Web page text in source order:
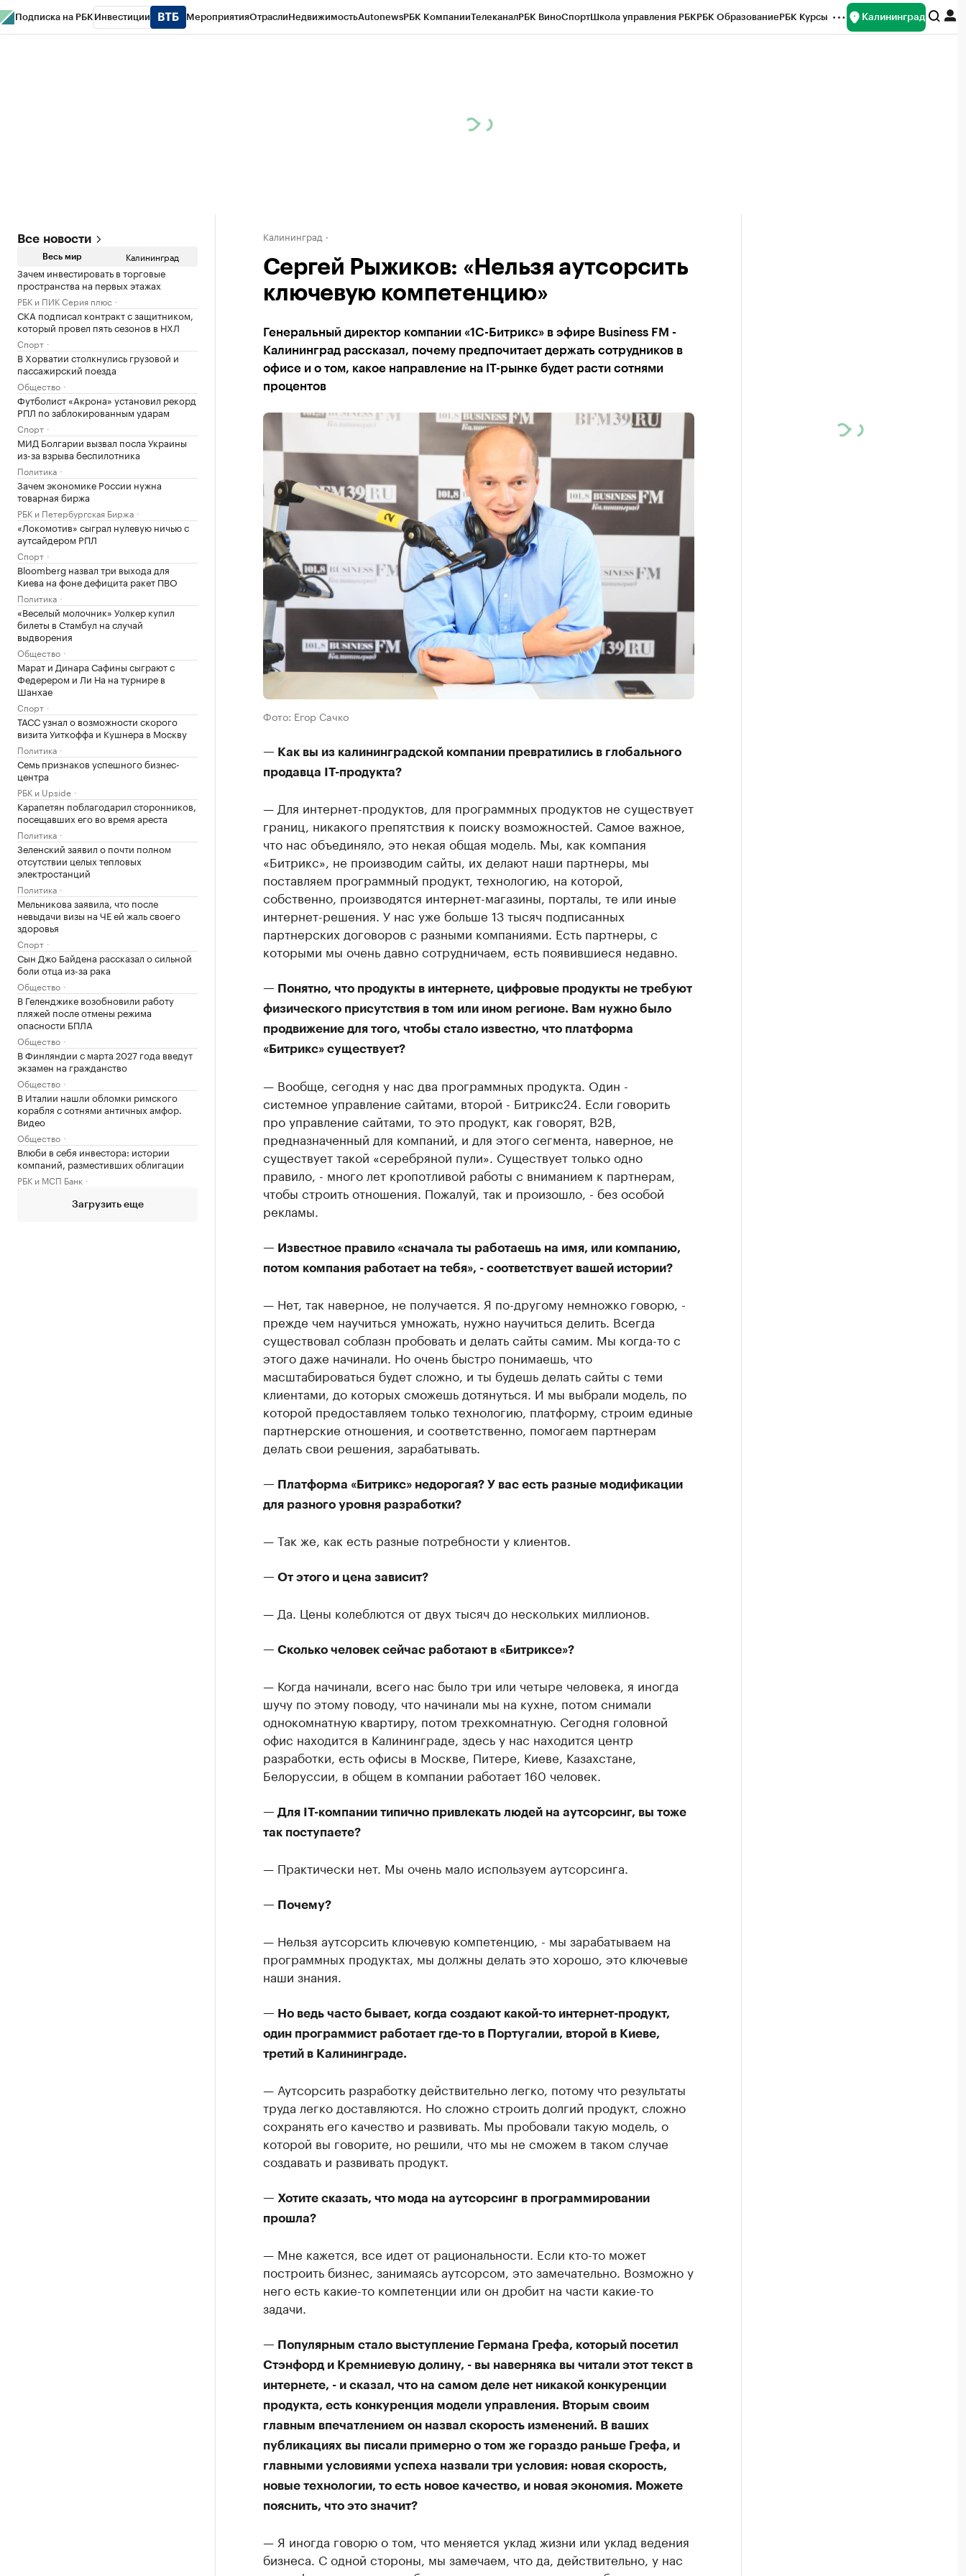
Подписка на РБК Инвестиции МероприятияОтраслиНедвижимостьAutonewsРБК КомпанииТелеканалРБК ВиноСпортШкола управления РБКРБК ОбразованиеРБК Курсы Калининград
Все новости
Весь мир Калининград
Зачем инвестировать в торговые
пространства на первых этажах
РБК и ПИК Серия плюс
СКА подписал контракт с защитником,
который провел пять сезонов в НХЛ
Спорт
В Хорватии столкнулись грузовой и
пассажирский поезда
Общество
Футболист «Акрона» установил рекорд
РПЛ по заблокированным ударам
Спорт
МИД Болгарии вызвал посла Украины
из-за взрыва беспилотника
Политика
Зачем экономике России нужна
товарная биржа
РБК и Петербургская Биржа
«Локомотив» сыграл нулевую ничью с
аутсайдером РПЛ
Спорт
Bloomberg назвал три выхода для
Киева на фоне дефицита ракет ПВО
Политика
«Веселый молочник» Уолкер купил
билеты в Стамбул на случай
выдворения
Общество
Марат и Динара Сафины сыграют с
Федерером и Ли На на турнире в
Шанхае
Спорт
ТАСС узнал о возможности скорого
визита Уиткоффа и Кушнера в Москву
Политика
Семь признаков успешного бизнес-
центра
РБК и Upside
Карапетян поблагодарил сторонников,
посещавших его во время ареста
Политика
Зеленский заявил о почти полном
отсутствии целых тепловых
электростанций
Политика
Мельникова заявила, что после
невыдачи визы на ЧЕ ей жаль своего
здоровья
Спорт
Сын Джо Байдена рассказал о сильной
боли отца из-за рака
Общество
В Геленджике возобновили работу
пляжей после отмены режима
опасности БПЛА
Общество
В Финляндии с марта 2027 года введут
экзамен на гражданство
Общество
В Италии нашли обломки римского
корабля с сотнями античных амфор.
Видео
Общество
Влюби в себя инвестора: истории
компаний, разместивших облигации
РБК и МСП Банк
Загрузить еще
Калининград
Сергей Рыжиков: «Нельзя аутсорсить
ключевую компетенцию»
Генеральный директор компании «1С-Битрикс» в эфире Business FM -
Калининград рассказал, почему предпочитает держать сотрудников в
офисе и о том, какое направление на IT-рынке будет расти сотнями
процентов
Фото: Егор Сачко
— Как вы из калининградской компании превратились в глобального
продавца IT-продукта?
— Для интернет-продуктов, для программных продуктов не существует
границ, никакого препятствия к поиску возможностей. Самое важное,
что нас объединяло, это некая общая модель. Мы, как компания
«Битрикс», не производим сайты, их делают наши партнеры, мы
поставляем программный продукт, технологию, на которой,
собственно, производятся интернет-магазины, порталы, те или иные
интернет-решения. У нас уже больше 13 тысяч подписанных
партнерских договоров с разными компаниями. Есть партнеры, с
которыми мы очень давно сотрудничаем, есть появившиеся недавно.
— Понятно, что продукты в интернете, цифровые продукты не требуют
физического присутствия в том или ином регионе. Вам нужно было
продвижение для того, чтобы стало известно, что платформа
«Битрикс» существует?
— Вообще, сегодня у нас два программных продукта. Один -
системное управление сайтами, второй - Битрикс24. Если говорить
про управление сайтами, то это продукт, как говорят, В2В,
предназначенный для компаний, и для этого сегмента, наверное, не
существует такой «серебряной пули». Существует только одно
правило, - много лет кропотливой работы с вниманием к партнерам,
чтобы строить отношения. Пожалуй, так и произошло, - без особой
рекламы.
— Известное правило «сначала ты работаешь на имя, или компанию,
потом компания работает на тебя», - соответствует вашей истории?
— Нет, так наверное, не получается. Я по-другому немножко говорю, -
прежде чем научиться умножать, нужно научиться делить. Всегда
существовал соблазн пробовать и делать сайты самим. Мы когда-то с
этого даже начинали. Но очень быстро понимаешь, что
масштабироваться будет сложно, и ты будешь делать сайты с теми
клиентами, до которых сможешь дотянуться. И мы выбрали модель, по
которой предоставляем только технологию, платформу, строим единые
партнерские отношения, и соответственно, помогаем партнерам
делать свои решения, зарабатывать.
— Платформа «Битрикс» недорогая? У вас есть разные модификации
для разного уровня разработки?
— Так же, как есть разные потребности у клиентов.
— От этого и цена зависит?
— Да. Цены колеблются от двух тысяч до нескольких миллионов.
— Сколько человек сейчас работают в «Битриксе»?
— Когда начинали, всего нас было три или четыре человека, я иногда
шучу по этому поводу, что начинали мы на кухне, потом снимали
однокомнатную квартиру, потом трехкомнатную. Сегодня головной
офис находится в Калининграде, здесь у нас находится центр
разработки, есть офисы в Москве, Питере, Киеве, Казахстане,
Белоруссии, в общем в компании работает 160 человек.
— Для IT-компании типично привлекать людей на аутсорсинг, вы тоже
так поступаете?
— Практически нет. Мы очень мало используем аутсорсинга.
— Почему?
— Нельзя аутсорсить ключевую компетенцию, - мы зарабатываем на
программных продуктах, мы должны делать это хорошо, это ключевые
наши знания.
— Но ведь часто бывает, когда создают какой-то интернет-продукт,
один программист работает где-то в Португалии, второй в Киеве,
третий в Калининграде.
— Аутсорсить разработку действительно легко, потому что результаты
труда легко доставляются. Но сложно строить долгий продукт, сложно
сохранять его качество и развивать. Мы пробовали такую модель, о
которой вы говорите, но решили, что мы не сможем в таком случае
создавать и развивать продукт.
— Хотите сказать, что мода на аутсорсинг в программировании
прошла?
— Мне кажется, все идет от рациональности. Если кто-то может
построить бизнес, занимаясь аутсорсом, это замечательно. Возможно у
него есть какие-то компетенции или он дробит на части какие-то
задачи.
— Популярным стало выступление Германа Грефа, который посетил
Стэнфорд и Кремниевую долину, - вы наверняка вы читали этот текст в
интернете, - и сказал, что на самом деле нет никакой конкуренции
продукта, есть конкуренция модели управления. Вторым своим
главным впечатлением он назвал скорость изменений. В ваших
публикациях вы писали примерно о том же гораздо раньше Грефа, и
главными условиями успеха назвали три условия: новая скорость,
новые технологии, то есть новое качество, и новая экономия. Можете
пояснить, что это значит?
— Я иногда говорю о том, что меняется уклад жизни или уклад ведения
бизнеса. С одной стороны, мы замечаем, что да, действительно, у нас